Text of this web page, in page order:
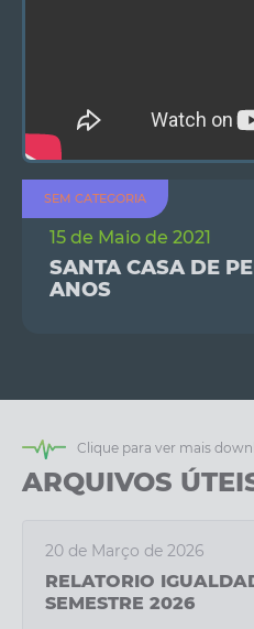
SEM CATEGORIA
15 de Maio de 2021
SANTA CASA DE
ANOS
Clique para ver mais
ARQUIVOS
20 de Março de 2026
RELATORIO
SEMESTRE 2026